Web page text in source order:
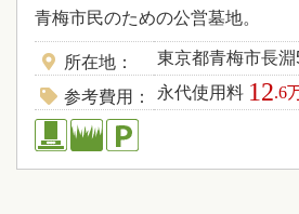
青梅市民のための公営墓地。
所在地 東京都青梅市長淵
参考費用 永代使用料 12.6